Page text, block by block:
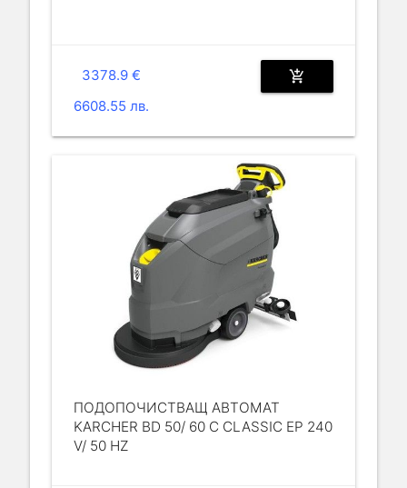
3378.9 €
6608.55 лв.
add_shopping_cart
ПОДОПОЧИСТВАЩ АВТОМАТ
KARCHER BD 50/ 60 C CLASSIC EP 240
V/ 50 HZ